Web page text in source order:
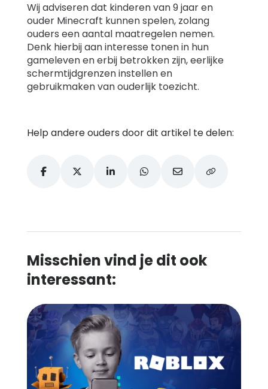
Wij adviseren dat kinderen van 9 jaar en
ouder Minecraft kunnen spelen, zolang
ouders een aantal maatregelen nemen.
Denk hierbij aan interesse tonen in hun
gameleven en erbij betrokken zijn, eerlijke
schermtijdgrenzen instellen en
gebruikmaken van ouderlijk toezicht.
Help andere ouders door dit artikel te delen:
Misschien vind je dit ook
interessant: